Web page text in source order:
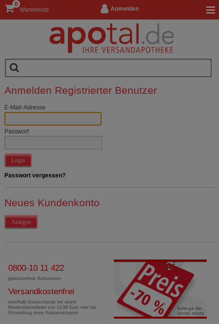
Anmelden
Warenkorb
0
Anmelden Registrierter Benutzer
E-Mail-Adresse
Passwort
Login
Passwort vergessen?
Neues Kundenkonto
Anlegen
0800-10 11 422
gebührenfreie Rufnummer
Versandkostenfrei
innerhalb Deutschlands bei einem
Mindestbestellwert von 13,99 Euro oder bei
Einsendung eines Kassenrezeptes